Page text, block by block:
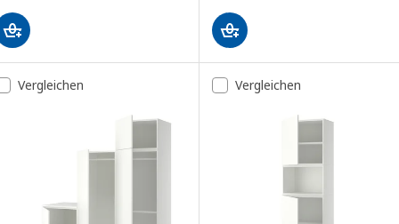
Vergleichen Vergleichen